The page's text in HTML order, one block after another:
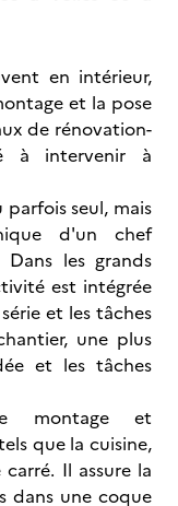
en intérieur,
et la pose
de rénovation-
à intervenir à
seul, mais
d'un chef
les grands
est intégrée
et les tâches
une plus
et les tâches
montage et
que la cuisine,
Il assure la
dans une coque